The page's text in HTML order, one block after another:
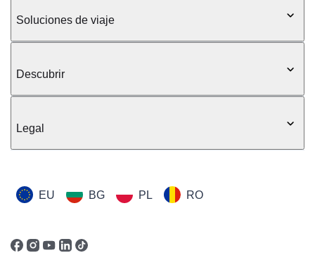
Soluciones de viaje
Descubrir
Legal
EU BG PL RO